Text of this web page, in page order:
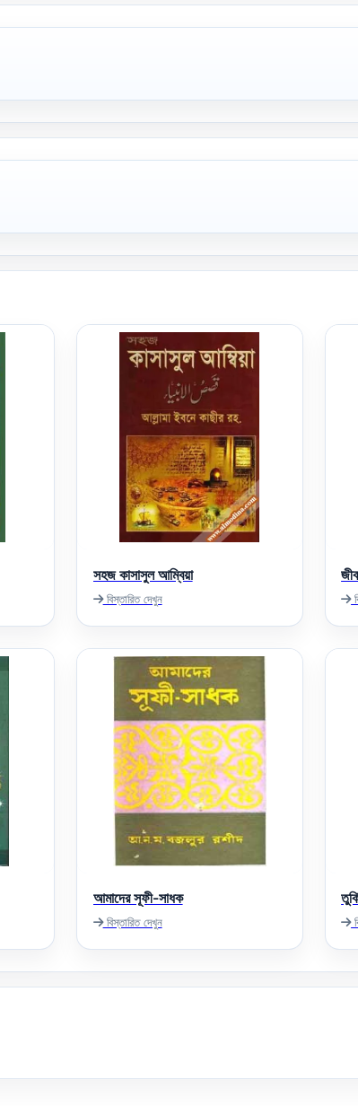
সহজ কাসাসুল আম্বিয়া
বিস্তারিত দেখুন
আমাদের সূফী-সাধক
বিস্তারিত দেখুন